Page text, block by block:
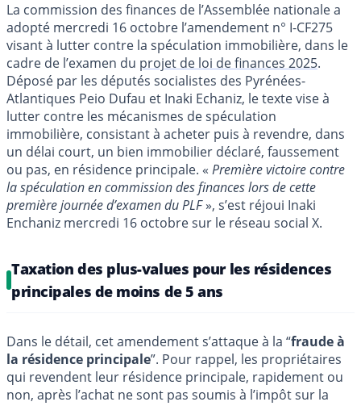
La commission des finances de l’Assemblée nationale a
adopté mercredi 16 octobre l’amendement n° I-CF275
visant à lutter contre la spéculation immobilière, dans le
cadre de l’examen du projet de loi de finances 2025.
Déposé par les députés socialistes des Pyrénées-
Atlantiques Peio Dufau et Inaki Echaniz, le texte vise à
lutter contre les mécanismes de spéculation
immobilière, consistant à acheter puis à revendre, dans
un délai court, un bien immobilier déclaré, faussement
ou pas, en résidence principale. « Première victoire contre
la spéculation en commission des finances lors de cette
première journée d’examen du PLF», s’est réjoui Inaki
Enchaniz mercredi 16 octobre sur le réseau social X.
Taxation des plus-values pour les résidences
principales de moins de 5 ans
Dans le détail, cet amendement s’attaque à la “fraude à
la résidence principale”. Pour rappel, les propriétaires
qui revendent leur résidence principale, rapidement ou
non, après l’achat ne sont pas soumis à l’impôt sur la